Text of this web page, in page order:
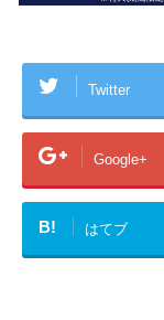
Twitter
Google+
B! はてブ